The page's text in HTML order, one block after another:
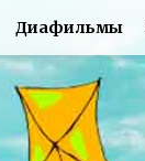
Диафильмы